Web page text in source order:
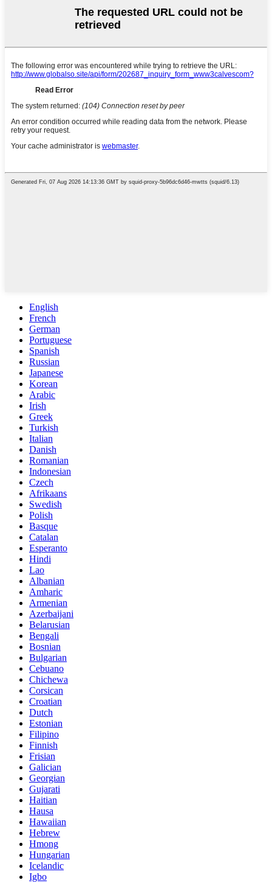
English
French
German
Portuguese
Spanish
Russian
Japanese
Korean
Arabic
Irish
Greek
Turkish
Italian
Danish
Romanian
Indonesian
Czech
Afrikaans
Swedish
Polish
Basque
Catalan
Esperanto
Hindi
Lao
Albanian
Amharic
Armenian
Azerbaijani
Belarusian
Bengali
Bosnian
Bulgarian
Cebuano
Chichewa
Corsican
Croatian
Dutch
Estonian
Filipino
Finnish
Frisian
Galician
Georgian
Gujarati
Haitian
Hausa
Hawaiian
Hebrew
Hmong
Hungarian
Icelandic
Igbo